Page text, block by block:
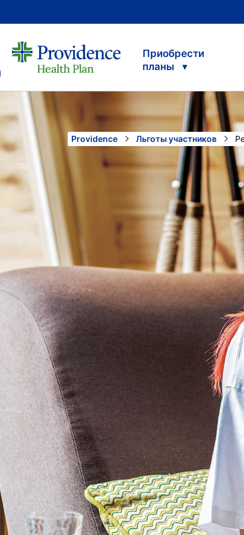
Приобрести
планы
Providence Льготы участников